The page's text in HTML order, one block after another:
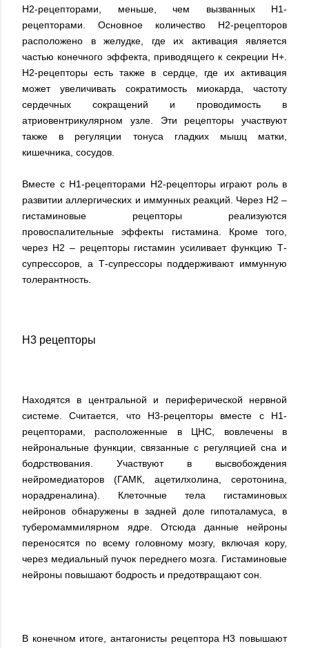
Н2-рецепторами, меньше, чем вызванных H1-
рецепторами. Основное количество Н2-рецепторов
расположено в желудке, где их активация является
частью конечного эффекта, приводящего к секреции Н+.
Н2-рецепторы есть также в сердце, где их активация
может увеличивать сократимость миокарда, частоту
сердечных сокращений и проводимость в
атриовентрикулярном узле. Эти рецепторы участвуют
также в регуляции тонуса гладких мышц матки,
кишечника, сосудов.
Вместе с Н1-рецепторами Н2-рецепторы играют роль в
развитии аллергических и иммунных реакций. Через Н2 –
гистаминовые рецепторы реализуются
провоспалительные эффекты гистамина. Кроме того,
через Н2 – рецепторы гистамин усиливает функцию Т-
супрессоров, а Т-супрессоры поддерживают иммунную
толерантность.
H3 рецепторы
Находятся в центральной и периферической нервной
системе. Считается, что Н3-рецепторы вместе с Н1-
рецепторами, расположенные в ЦНС, вовлечены в
нейрональные функции, связанные с регуляцией сна и
бодрствования. Участвуют в высвобождения
нейромедиаторов (ГАМК, ацетилхолина, серотонина,
норадреналина). Клеточные тела гистаминовых
нейронов обнаружены в задней доле гипоталамуса, в
туберомаммилярном ядре. Отсюда данные нейроны
переносятся по всему головному мозгу, включая кору,
через медиальный пучок переднего мозга. Гистаминовые
нейроны повышают бодрость и предотвращают сон.
В конечном итоге, антагонисты рецептора H3 повышают